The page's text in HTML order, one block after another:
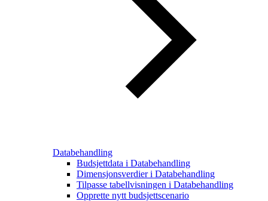
Databehandling
Budsjettdata i Databehandling
Dimensjonsverdier i Databehandling
Tilpasse tabellvisningen i Databehandling
Opprette nytt budsjettscenario